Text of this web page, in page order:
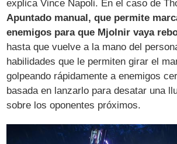
explica Vince Napoli. En el caso de
Apuntado manual, que permite
enemigos para que Mjolnir vaya
hasta que vuelve a la mano del
habilidades que le permiten girar el
golpeando rápidamente a enemigos
basada en lanzarlo para desatar una
sobre los oponentes próximos.